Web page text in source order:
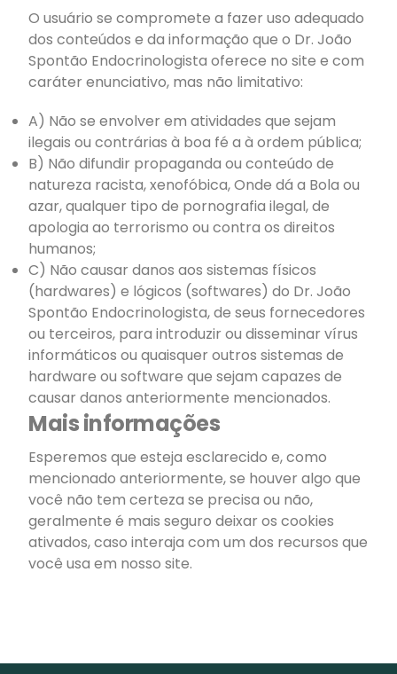
O usuário se compromete a fazer uso adequado
dos conteúdos e da informação que o Dr. João
Spontão Endocrinologista oferece no site e com
caráter enunciativo, mas não limitativo:
A) Não se envolver em atividades que sejam
ilegais ou contrárias à boa fé a à ordem pública;
B) Não difundir propaganda ou conteúdo de
natureza racista, xenofóbica, Onde dá a Bola ou
azar, qualquer tipo de pornografia ilegal, de
apologia ao terrorismo ou contra os direitos
humanos;
C) Não causar danos aos sistemas físicos
(hardwares) e lógicos (softwares) do Dr. João
Spontão Endocrinologista, de seus fornecedores
ou terceiros, para introduzir ou disseminar vírus
informáticos ou quaisquer outros sistemas de
hardware ou software que sejam capazes de
causar danos anteriormente mencionados.
Mais informações
Esperemos que esteja esclarecido e, como
mencionado anteriormente, se houver algo que
você não tem certeza se precisa ou não,
geralmente é mais seguro deixar os cookies
ativados, caso interaja com um dos recursos que
você usa em nosso site.